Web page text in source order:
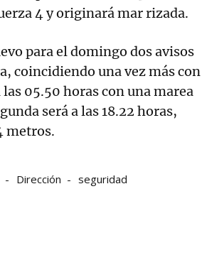
4 y originará mar rizada.
para el domingo dos avisos
coincidiendo una vez más con
05.50 horas con una marea
será a las 18.22 horas,
metros.
Dirección seguridad